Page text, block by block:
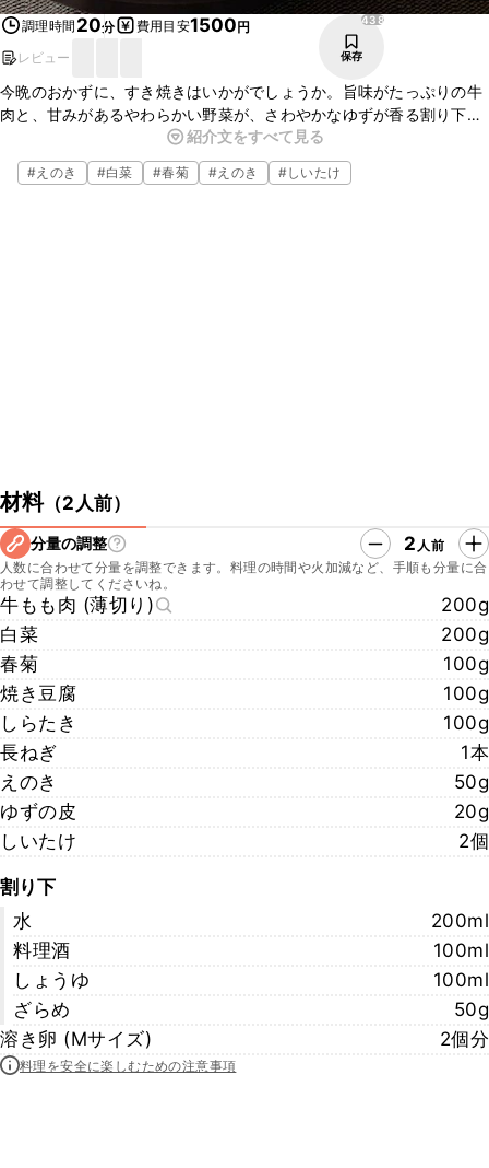
調理時間 20分 費用目安1500円
レビュー
438
保存
今晩のおかずに、すき焼きはいかがでしょうか。旨味がたっぷりの牛
肉と、甘みがあるやわらかい野菜が、さわやかなゆずが香る割り下と
よく合い、ごはんのおかずとしてもぴったりですよ。おもてなし料理
にも最適なので、ぜひお試しくださいね。
紹介文をすべて見る
#えのき #白菜 #春菊 #えのき #しいたけ
材料（2人前）
分量の調整 2 人前
人数に合わせて分量を調整できます。料理の時間や火加減など、手順も分量に合
わせて調整してくださいね。
牛もも肉 (薄切り)
200g
白菜
200g
春菊
100g
焼き豆腐
100g
しらたき
100g
長ねぎ
1本
えのき
50g
ゆずの皮
20g
しいたけ
2個
割り下
水
200ml
料理酒
100ml
しょうゆ
100ml
ざらめ
50g
溶き卵 (Mサイズ)
2個分
料理を安全に楽しむための注意事項